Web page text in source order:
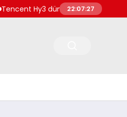
Hy3 dünya genelinde
22:07:27